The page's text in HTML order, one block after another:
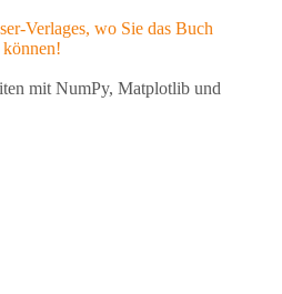
Verlages, wo Sie das Buch
können!
mit NumPy, Matplotlib und